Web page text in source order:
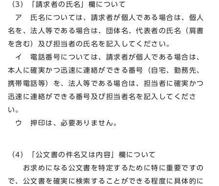
（3）「請求者の氏名」欄について
ア 氏名については、請求者が個人である場合は、個人
名を、法人等である場合は、団体名、代表者の氏名（肩書
を含む）及び担当者の氏名を記入してください。
イ 電話番号については、請求者が個人である場合は、
本人に確実かつ迅速に連絡ができる番号（自宅、勤務先、
携帯電話等）を、法人等である場合は、担当者に確実かつ
迅速に連絡ができる番号及び担当者名を記入してくださ
い。
ウ 押印は、必要ありません。
（4）「公文書の件名又は内容」欄について
お求めになる公文書を特定するために特に重要ですの
で、公文書を確実に検索することができる程度に具体的に